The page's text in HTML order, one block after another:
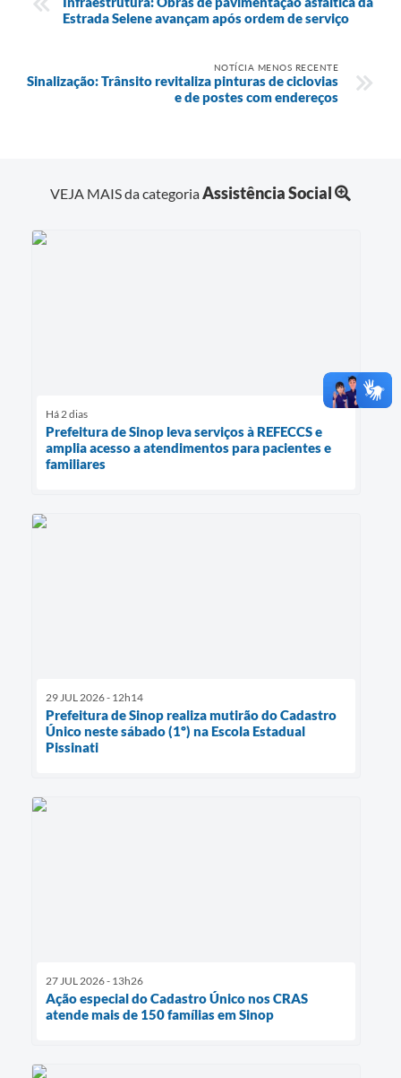
Estrada Selene avançam após ordem de serviço
NOTÍCIA MENOS RECENTE
Sinalização: Trânsito revitaliza pinturas de ciclovias
e de postes com endereços
VEJA MAIS da categoriaAssistência Social
Há 2 dias
Prefeitura de Sinop leva serviços à REFECCS e
amplia acesso a atendimentos para pacientes e
familiares
29 JUL 2026 - 12h14
Prefeitura de Sinop realiza mutirão do Cadastro
Único neste sábado (1º) na Escola Estadual
Pissinati
27 JUL 2026 - 13h26
Ação especial do Cadastro Único nos CRAS
atende mais de 150 famílias em Sinop